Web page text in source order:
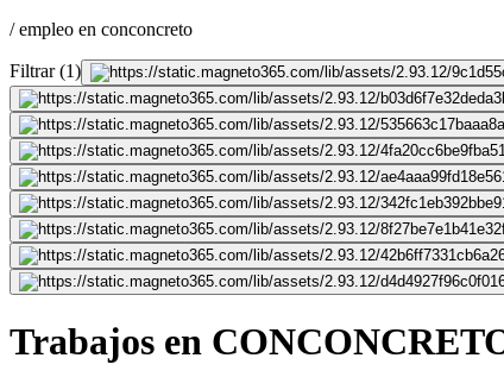
/empleo en conconcreto
Filtrar(1)
Trabajos en